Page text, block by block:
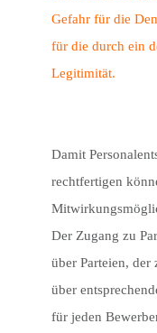
Gefahr für die
für die durch ein
Legitimität.
Damit
rechtfertigen
Der Zugang zu
über Parteien, der
über
für jeden